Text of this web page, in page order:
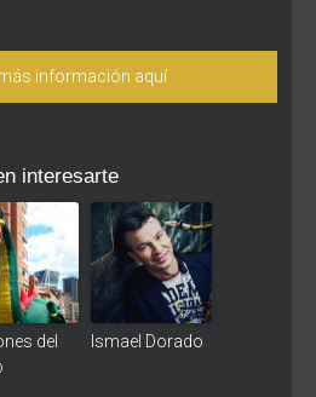
información aquí
interesarte
del
Ismael Dorado